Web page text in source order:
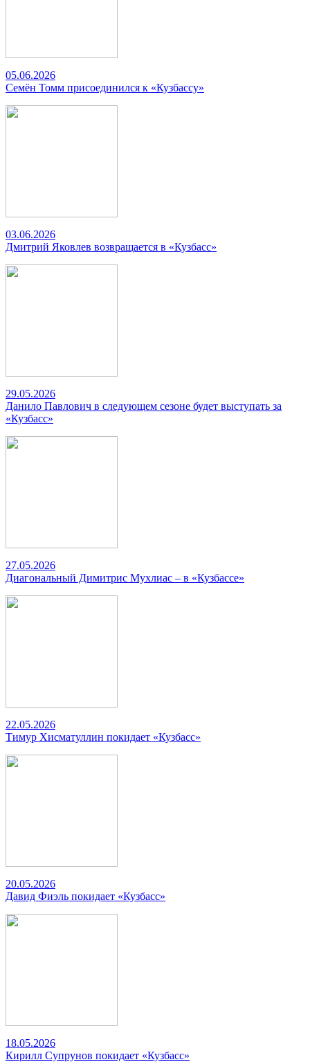
05.06.2026
Семён Томм присоединился к «Кузбассу»
03.06.2026
Дмитрий Яковлев возвращается в «Кузбасс»
29.05.2026
Данило Павлович в следующем сезоне будет выступать за
«Кузбасс»
27.05.2026
Диагональный Димитрис Мухлиас – в «Кузбассе»
22.05.2026
Тимур Хисматуллин покидает «Кузбасс»
20.05.2026
Давид Фиэль покидает «Кузбасс»
18.05.2026
Кирилл Супрунов покидает «Кузбасс»